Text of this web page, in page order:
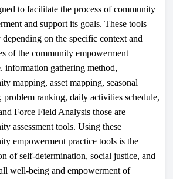
to facilitate the process of community
and support its goals. These tools
depending on the specific context and
of the community empowerment
information gathering method,
mapping, asset mapping, seasonal
problem ranking, daily activities schedule,
Force Field Analysis those are
assessment tools. Using these
empowerment practice tools is the
of self-determination, social justice, and
well-being and empowerment of